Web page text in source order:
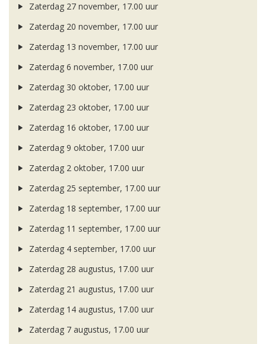
Zaterdag 27 november, 17.00 uur
Zaterdag 20 november, 17.00 uur
Zaterdag 13 november, 17.00 uur
Zaterdag 6 november, 17.00 uur
Zaterdag 30 oktober, 17.00 uur
Zaterdag 23 oktober, 17.00 uur
Zaterdag 16 oktober, 17.00 uur
Zaterdag 9 oktober, 17.00 uur
Zaterdag 2 oktober, 17.00 uur
Zaterdag 25 september, 17.00 uur
Zaterdag 18 september, 17.00 uur
Zaterdag 11 september, 17.00 uur
Zaterdag 4 september, 17.00 uur
Zaterdag 28 augustus, 17.00 uur
Zaterdag 21 augustus, 17.00 uur
Zaterdag 14 augustus, 17.00 uur
Zaterdag 7 augustus, 17.00 uur